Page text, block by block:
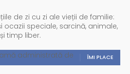
de zi cu zi ale vieții de familie:
ocazii speciale, sarcină, animale,
timp liber.
ÎMI PLACE
administrată de